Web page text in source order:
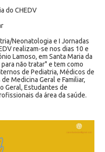
do CHEDV
Neonatologia e I Jornadas
realizam-se nos dias 10 e
Lamoso, em Santa Maria da
não tratar" e tem como
de Pediatria, Médicos de
Medicina Geral e Familiar,
Geral, Estudantes de
da área da saúde.